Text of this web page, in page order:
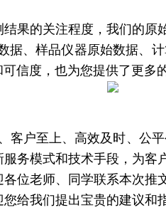
果的关注程度，我们的
据、样品仪器原始数据、
信度，也为您提供了更多
客户至上、高效及时、公
务模式和技术手段，为客
位老师、同学联系本次
给我们提出宝贵的建议和